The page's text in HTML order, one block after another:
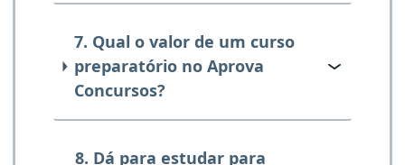
7. Qual o valor de um curso
preparatório no Aprova
Concursos?
8. Dá para estudar para